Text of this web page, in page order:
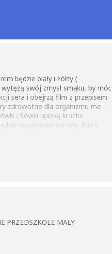
będzie biały i żółty (
swój zmysł smaku, by móc
sera i obejrzą film z przepisem
zdrowotne dla organizmu ma
i Sówki upieką kruche
wyjątkowo serowy dzień.
PRZEDSZKOLE MAŁY